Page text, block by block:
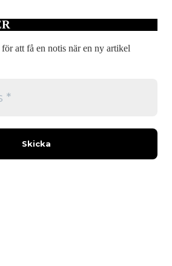
att få en notis när en ny artikel